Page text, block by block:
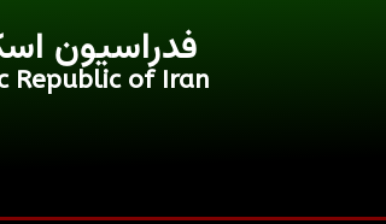
فدراسیون
Republic of Iran